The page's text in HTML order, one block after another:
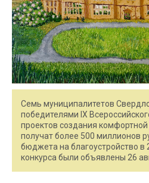
Семь муниципалитетов
победителями IX
проектов создания
получат более 500 миллионов
бюджета на благоустройство в
конкурса были объявлены 26